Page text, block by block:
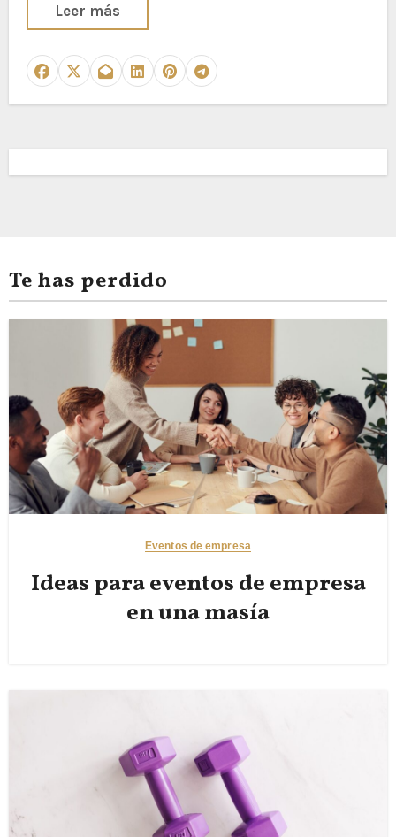
Leer más
Te has perdido
Eventos de empresa
Ideas para eventos de empresa
en una masía